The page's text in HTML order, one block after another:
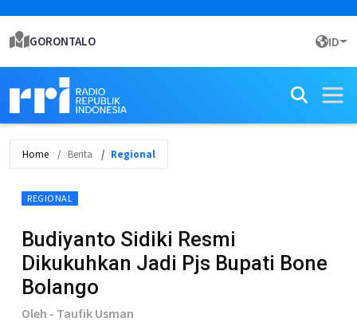
GORONTALO ID
Home Berita Regional
REGIONAL
Budiyanto Sidiki Resmi
Dikukuhkan Jadi Pjs Bupati Bone
Bolango
Oleh - Taufik Usman